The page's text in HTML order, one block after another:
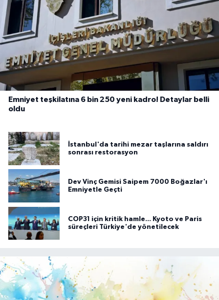
Emniyet teşkilatına 6 bin 250 yeni kadro! Detaylar belli
oldu
İstanbul'da tarihi mezar taşlarına saldırı
sonrası restorasyon
Dev Vinç Gemisi Saipem 7000 Boğazlar'ı
Emniyetle Geçti
COP31 için kritik hamle... Kyoto ve Paris
süreçleri Türkiye'de yönetilecek